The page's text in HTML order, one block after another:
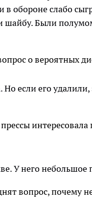
в обороне слабо
Были
о вероятных
если его
У него
вопрос, почему